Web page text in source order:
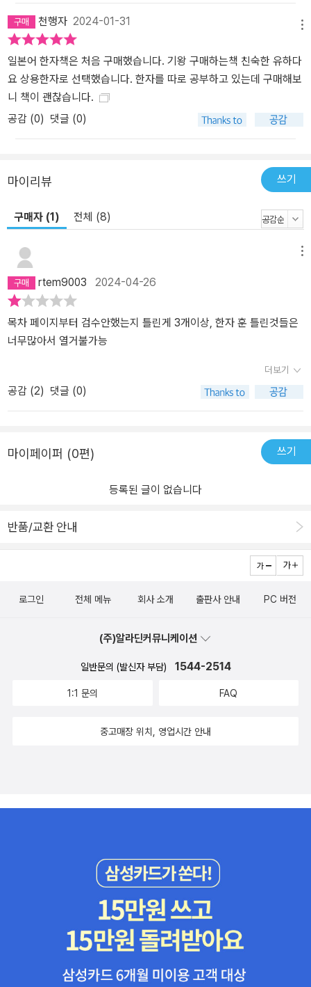
천행자 2024-01-31
일본어 한자책은 처음 구매했습니다. 기왕 구매하는책 친숙한 유하다
요 상용한자로 선택했습니다. 한자를 따로 공부하고 있는데 구매해보
니 책이 괜찮습니다.
공감 (0) 댓글 (0)
마이리뷰 쓰기
구매자 (1) 전체 (8)
rtem9003 2024-04-26
목차 페이지부터 검수안했는지 틀린게 3개이상, 한자 훈 틀린것들은
너무많아서 열거불가능
더보기
공감 (2) 댓글 (0)
마이페이퍼 (0편) 쓰기
등록된 글이 없습니다
반품/교환 안내
로그인 전체 메뉴 회사 소개 출판사 안내 PC 버전
(주)알라딘커뮤니케이션
일반문의 (발신자 부담) 1544-2514
1:1 문의 FAQ
중고매장 위치, 영업시간 안내